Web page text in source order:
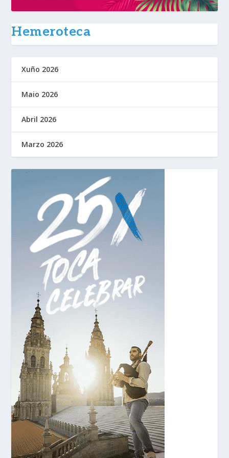
Hemeroteca
Xuño 2026
Maio 2026
Abril 2026
Marzo 2026